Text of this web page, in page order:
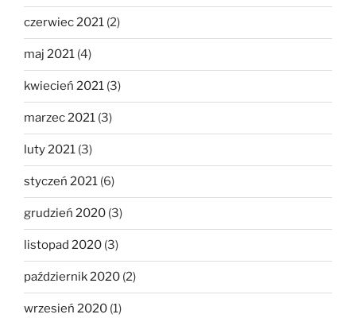
czerwiec 2021 (2)
maj 2021 (4)
kwiecień 2021 (3)
marzec 2021 (3)
luty 2021 (3)
styczeń 2021 (6)
grudzień 2020 (3)
listopad 2020 (3)
październik 2020 (2)
wrzesień 2020 (1)